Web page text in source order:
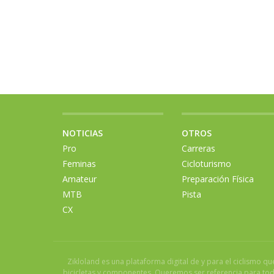
NOTICIAS
Pro
Feminas
Amateur
MTB
CX
OTROS
Carreras
Cicloturismo
Preparación Física
Pista
Zikloland es una plataforma digital de y para el ciclismo